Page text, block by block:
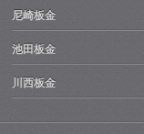
尼崎板金
池田板金
川西板金